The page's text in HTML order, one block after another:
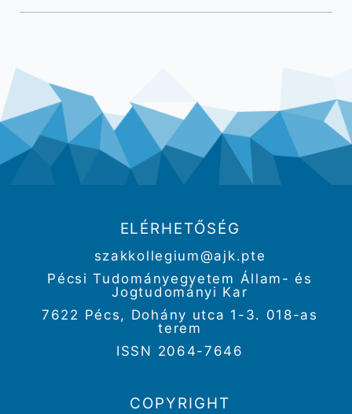
ELÉRHETŐSÉG
szakkollegium@ajk.pte
Pécsi Tudományegyetem Állam- és
Jogtudományi Kar
7622 Pécs, Dohány utca 1-3. 018-as
terem
ISSN 2064-7646
COPYRIGHT